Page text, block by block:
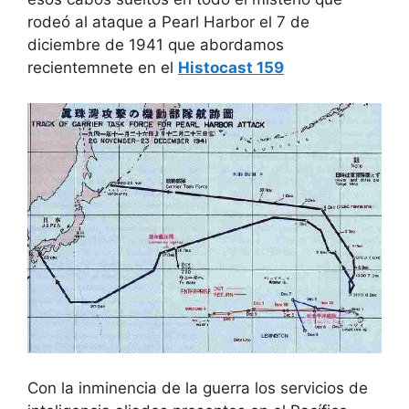
rodeó al ataque a Pearl Harbor el 7 de
diciembre de 1941 que abordamos
recientemnete en el Histocast 159
Con la inminencia de la guerra los servicios de